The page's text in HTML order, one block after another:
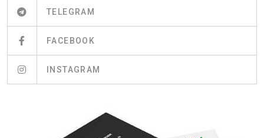
TELEGRAM
FACEBOOK
INSTAGRAM